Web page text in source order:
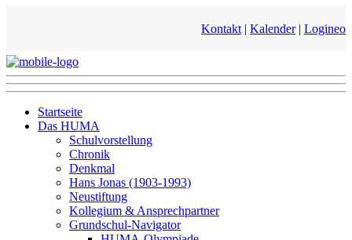
Kontakt | Kalender| Logineo
Startseite
Das HUMA
Schulvorstellung
Chronik
Denkmal
Hans Jonas (1903-1993)
Neustiftung
Kollegium & Ansprechpartner
Grundschul-Navigator